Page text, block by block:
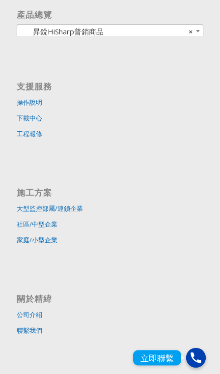
產品總覽
×
昇銳HiSharp普銷商品
支援服務
操作說明
下載中心
工程報修
施工方案
大型監控部屬/連鎖企業
社區/中型企業
家庭/小型企業
關於精緯
公司介紹
聯繫我們